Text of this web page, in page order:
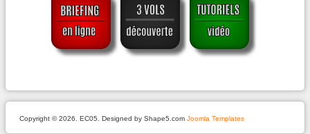
Copyright © 2026. EC05. Designed by Shape5.com Joomla Templates